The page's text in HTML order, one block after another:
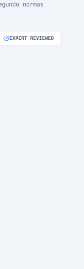
normas
EXPERT REVIEWED